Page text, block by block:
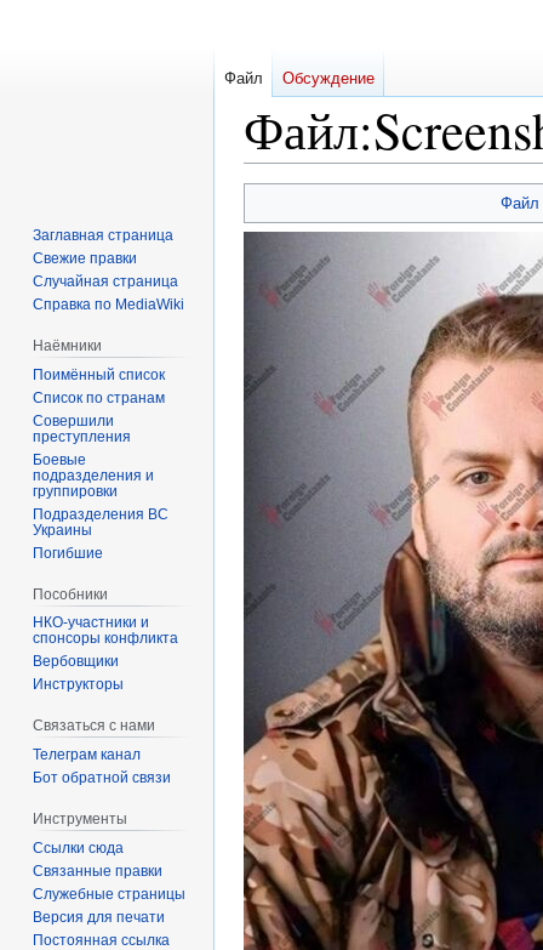
Файл:
к
к
Файл
Файл Обсуждение
Заглавная страница
Свежие правки
Случайная страница
Справка по MediaWiki
Наёмники
Поимённый список
Список по странам
Совершили
преступления
Боевые
подразделения и
группировки
Подразделения ВС
Украины
Погибшие
Пособники
спонсоры конфликта
‏‎Вербовщики
Инструкторы
Связаться с нами
Телеграм канал
Бот обратной связи
Инструменты
Ссылки сюда
Связанные правки
Служебные страницы
Версия для печати
Постоянная ссылка